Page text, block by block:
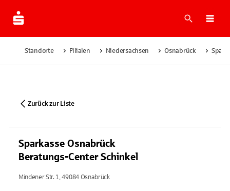
Suche
Standorte Filialen Niedersachsen Osnabrück
Zurück zur Liste
Sparkasse Osnabrück
Beratungs-Center Schinkel
Mindener Str. 1, 49084 Osnabrück